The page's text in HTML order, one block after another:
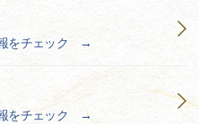
報をチェック →
報をチェック →